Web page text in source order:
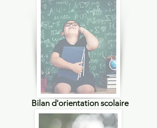
Bilan d'orientation scolaire